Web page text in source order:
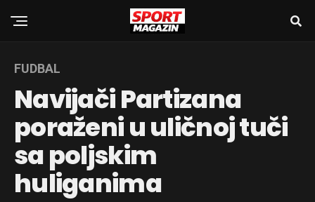
FUDBAL
Navijači Partizana
poraženi u uličnoj tuči
sa poljskim
huliganima